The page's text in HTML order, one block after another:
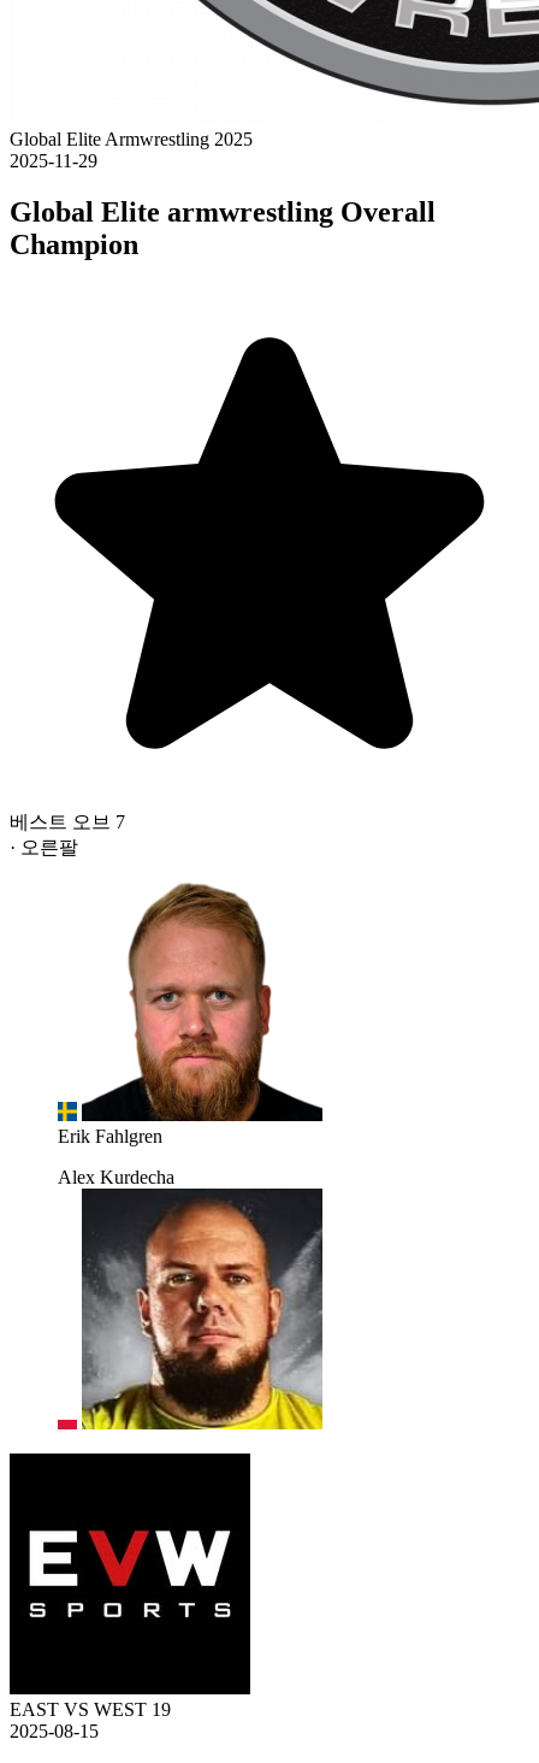
Global Elite Armwrestling 2025
2025-11-29
Global Elite armwrestling Overall
Champion
베스트 오브 7
· 오른팔
Erik Fahlgren
Alex Kurdecha
EAST VS WEST 19
2025-08-15